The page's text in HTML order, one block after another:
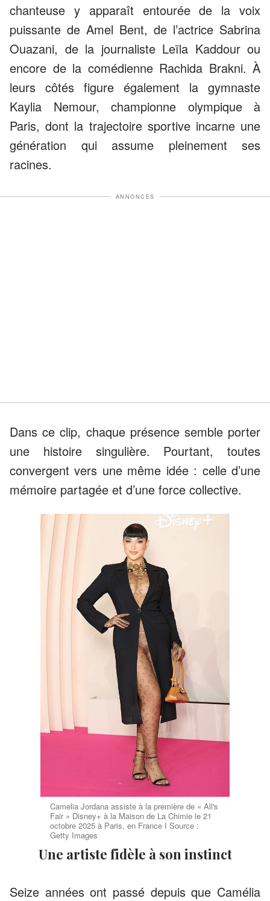
chanteuse y apparaît entourée de la voix
puissante de Amel Bent, de l’actrice Sabrina
Ouazani, de la journaliste Leïla Kaddour ou
encore de la comédienne Rachida Brakni. À
leurs côtés figure également la gymnaste
Kaylia Nemour, championne olympique à
Paris, dont la trajectoire sportive incarne une
génération qui assume pleinement ses
racines.
ANNONCES
Dans ce clip, chaque présence semble porter
une histoire singulière. Pourtant, toutes
convergent vers une même idée : celle d’une
mémoire partagée et d’une force collective.
Camelia Jordana assiste à la première de « All's
Fair » Disney+ à la Maison de La Chimie le 21
octobre 2025 à Paris, en France I Source :
Getty Images
Une artiste fidèle à son instinct
Seize années ont passé depuis que Camélia